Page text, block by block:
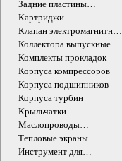
Задние пластины
турбокомпрессора
Картриджи
турбокомпрессоров
Клапан электромагнитный
турбокомпрессора
Коллектора выпускные
Комплекты прокладок
Корпуса компрессоров
Корпуса подшипников
Корпуса турбин
Крыльчатки
турбокомпрессора
Маслопроводы
турбокомпрессора
Тепловые экраны
турбокомпрессора
Инструмент для